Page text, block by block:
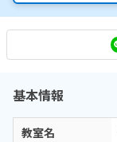
基本情報
教室名